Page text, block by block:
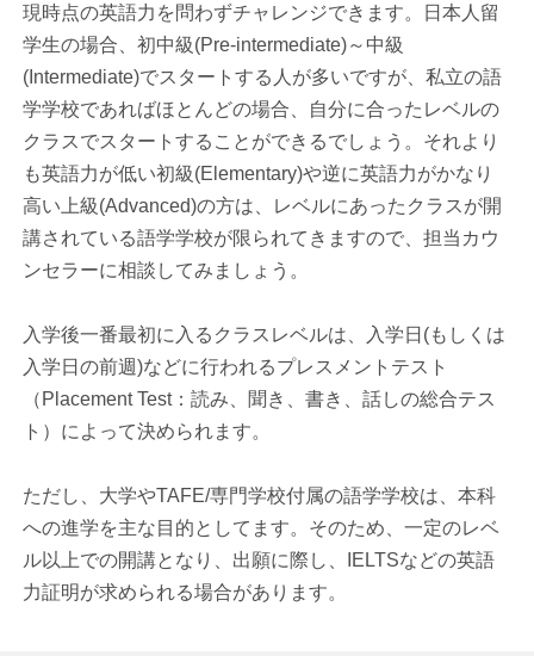
現時点の英語力を問わずチャレンジできます。日本人留
学生の場合、初中級(Pre-intermediate)～中級
(Intermediate)でスタートする人が多いですが、私立の語
学学校であればほとんどの場合、自分に合ったレベルの
クラスでスタートすることができるでしょう。それより
も英語力が低い初級(Elementary)や逆に英語力がかなり
高い上級(Advanced)の方は、レベルにあったクラスが開
講されている語学学校が限られてきますので、担当カウ
ンセラーに相談してみましょう。
入学後一番最初に入るクラスレベルは、入学日(もしくは
入学日の前週)などに行われるプレスメントテスト
（Placement Test：読み、聞き、書き、話しの総合テス
ト）によって決められます。
ただし、大学やTAFE/専門学校付属の語学学校は、本科
への進学を主な目的としてます。そのため、一定のレベ
ル以上での開講となり、出願に際し、IELTSなどの英語
力証明が求められる場合があります。